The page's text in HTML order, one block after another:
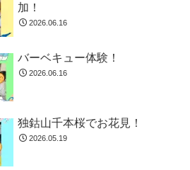
加！
2026.06.16
バーベキュー体験！
2026.06.16
独鈷山千本桜でお花見！
2026.05.19